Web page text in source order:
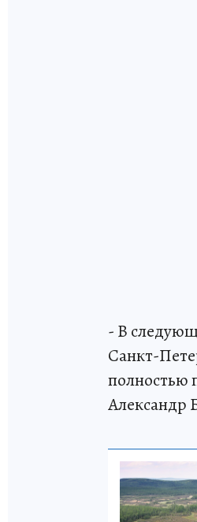
- В
Санкт-
полностью
Александр